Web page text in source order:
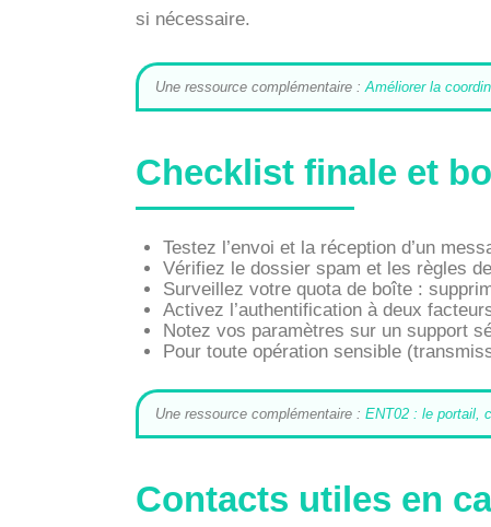
si nécessaire.
Une ressource complémentaire :Améliorer la
Checklist finale et
Testez l’envoi et la réception d’un
Vérifiez le dossier spam et les règles
Surveillez votre quota de boîte :
Activez l’authentification à deux
Notez vos paramètres sur un support
Pour toute opération sensible
Une ressource complémentaire : ENT02 : le portail,
Contacts utiles en